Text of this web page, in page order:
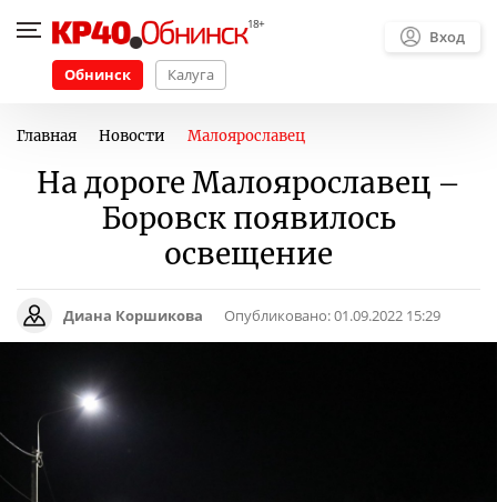
Обнинск Калуга
Вход
Главная Новости Малоярославец
На дороге Малоярославец –
Боровск появилось
освещение
Диана Коршикова Опубликовано:01.09.2022 15:29